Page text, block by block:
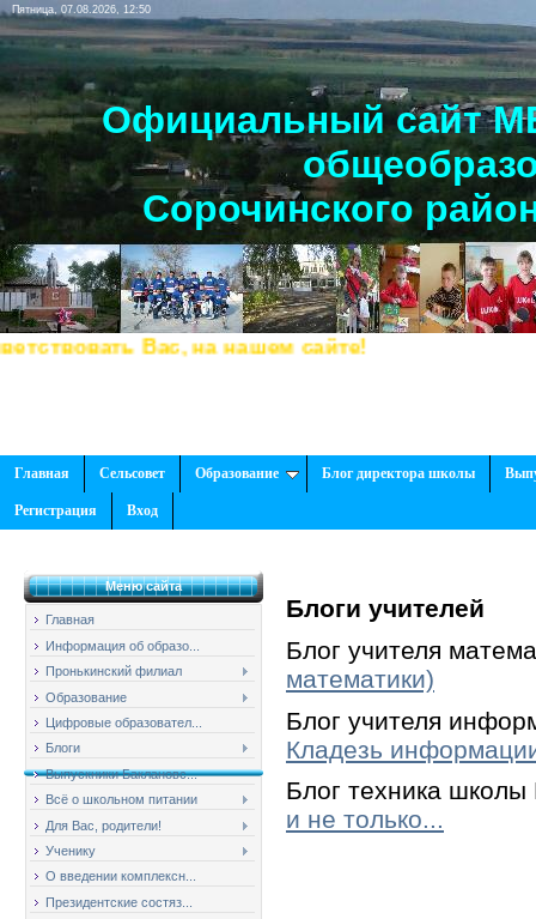
Пятница, 07.08.2026, 12:50
Официальный сайт
Сорочинского
Вас, на нашем сайте!
Главная Сельсовет Образование Блог директора школы
Регистрация Вход
Меню сайта
Главная
Информация об образо...
Пронькинский филиал
Образование
Цифровые образовател...
Блоги
Выпускники Баклановс...
Всё о школьном питании
Для Вас, родители!
Ученику
О введении комплексн...
Президентские состяз...
Блоги учителей
Блог учителя
математики)
Блог учителя
Кладезь
Блог техника
и не только...